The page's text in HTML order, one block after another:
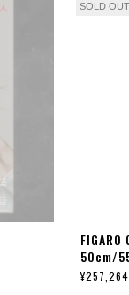
SOLD OUT
50cm/